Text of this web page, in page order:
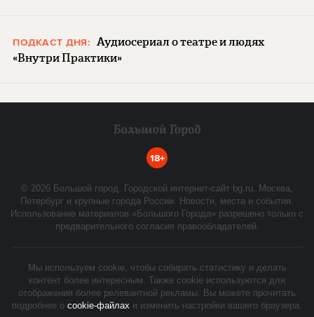
ПОДКАСТ ДНЯ: Аудиосериал о театре и людях
«Внутри Практики»
18+
© 2026 Большой город. Городской интернет-сайт bg.ru. Москва,
Петербург и крупные города России. Новости, места и события.
Использование материалов «Большого Города» разрешено только с
предварительного согласия правообладателей.
Мы используем cookie, чтобы собирать статистику и делать
контент более интересным. Также cookie используются для
отображения более релевантной рекламы. Вы можете прочитать
подробнее о cookie-файлах и изменить настройки вашего браузера.